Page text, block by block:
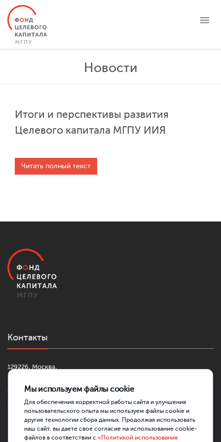
ЦЕЛЕВЫЕ КАПИТАЛЫ
НОВОСТИ
БЛАГОТВОРИТЕЛЬНОСТЬ
Новости
Итоги и перспективы развития
Целевого капитала МГПУ ИИЯ
Читать полный текст
Контакты
129226, Москва,
+7 (499) 181-42-30
fond@mgpu.ru
Мы используем файлы cookie
Для обеспечения корректной работы сайта и улучшения
пользовательского опыта мы используем файлы cookie и
другие технологии сбора данных. Продолжая использовать
наш сайт, вы даете свое согласие на использование cookie-
файлов в соответствии с «Политикой использования